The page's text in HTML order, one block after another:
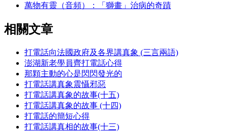
萬物有靈（音頻）：「獅畫」治病的奇蹟
相關文章
打電話向法國政府及各界講真象 (三言兩語)
澎湖新老學員齊打電話心得
那顆主動的心是閃閃發光的
打電話講真象震懾邪惡
打電話講真象的故事(十五)
打電話講真象的故事 (十四)
打電話的簡短心得
打電話講真相的故事(十三)